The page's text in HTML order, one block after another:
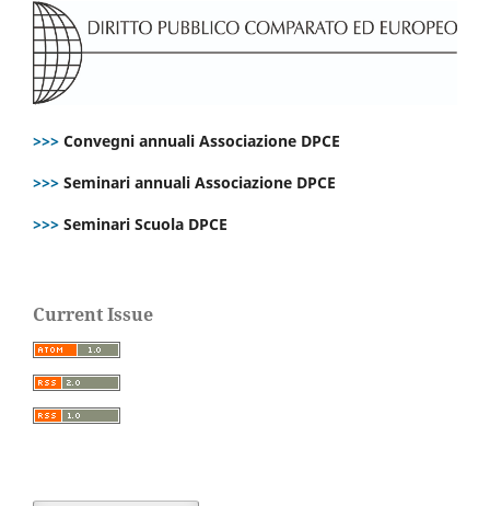
>>> Convegni annuali Associazione DPCE
>>> Seminari annuali Associazione DPCE
>>> Seminari Scuola DPCE
Current Issue